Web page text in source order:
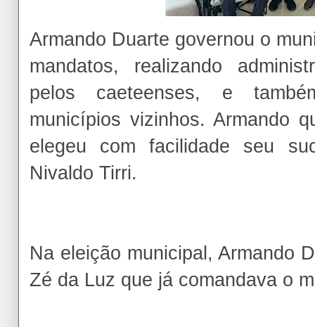
Armando Duarte governou o
mandatos, realizando
pelos caeteenses, e
municípios vizinhos. Armando
elegeu com facilidade seu
Nivaldo Tirri.
Na eleição municipal, Armando
Zé da Luz que já comandava o